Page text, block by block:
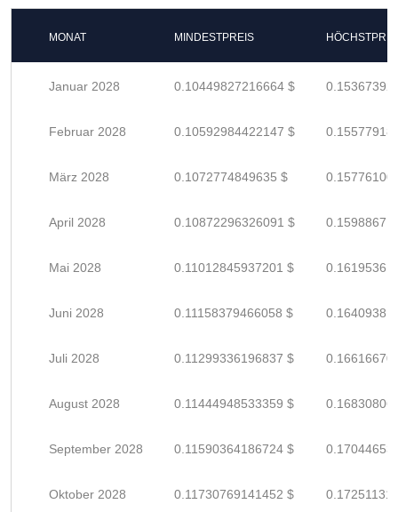
MONAT MINDESTPREIS
Januar 2028 0.10449827216664 $
Februar 2028 0.10592984422147 $
März 2028 0.1072774849635 $
April 2028 0.10872296326091 $
Mai 2028 0.11012845937201 $
Juni 2028 0.11158379466058 $
Juli 2028 0.11299336196837 $
August 2028 0.11444948533359 $
September 2028 0.11590364186724 $
Oktober 2028 0.11730769141452 $